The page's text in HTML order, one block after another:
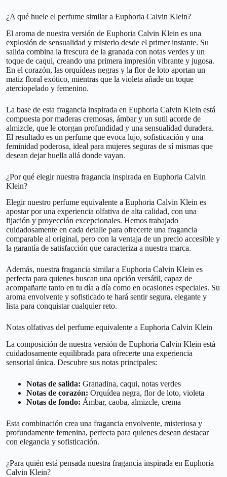
¿A qué huele el perfume similar a Euphoria Calvin Klein?
El aroma de nuestra versión de Euphoria Calvin Klein es una
explosión de sensualidad y misterio desde el primer instante. Su
salida combina la frescura de la granada con notas verdes y un
toque de caqui, creando una primera impresión vibrante y jugosa.
En el corazón, las orquídeas negras y la flor de loto aportan un
matiz floral exótico, mientras que la violeta añade un toque
aterciopelado y femenino.
La base de esta fragancia inspirada en Euphoria Calvin Klein está
compuesta por maderas cremosas, ámbar y un sutil acorde de
almizcle, que le otorgan profundidad y una sensualidad duradera.
El resultado es un perfume que evoca lujo, sofisticación y una
feminidad poderosa, ideal para mujeres seguras de sí mismas que
desean dejar huella allá donde vayan.
¿Por qué elegir nuestra fragancia inspirada en Euphoria Calvin
Klein?
Elegir nuestro perfume equivalente a Euphoria Calvin Klein es
apostar por una experiencia olfativa de alta calidad, con una
fijación y proyección excepcionales. Hemos trabajado
cuidadosamente en cada detalle para ofrecerte una fragancia
comparable al original, pero con la ventaja de un precio accesible y
la garantía de satisfacción que caracteriza a nuestra marca.
Además, nuestra fragancia similar a Euphoria Calvin Klein es
perfecta para quienes buscan una opción versátil, capaz de
acompañarte tanto en tu día a día como en ocasiones especiales. Su
aroma envolvente y sofisticado te hará sentir segura, elegante y
lista para conquistar cualquier reto.
Notas olfativas del perfume equivalente a Euphoria Calvin Klein
La composición de nuestra versión de Euphoria Calvin Klein está
cuidadosamente equilibrada para ofrecerte una experiencia
sensorial única. Descubre sus notas principales:
Notas de salida: Granadina, caqui, notas verdes
Notas de corazón: Orquídea negra, flor de loto, violeta
Notas de fondo: Ámbar, caoba, almizcle, crema
Esta combinación crea una fragancia envolvente, misteriosa y
profundamente femenina, perfecta para quienes desean destacar
con elegancia y sofisticación.
¿Para quién está pensada nuestra fragancia inspirada en Euphoria
Calvin Klein?